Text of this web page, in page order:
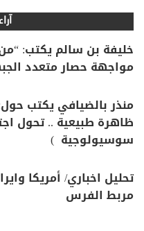
خليفة بن سالم يكتب:
مواجهة حصار متعدد
منذر بالضيافي يكتب
ظاهرة طبيعية .. تحول
سوسيولوجية )
تحليل اخباري/ أمريكا
مربط الفرس